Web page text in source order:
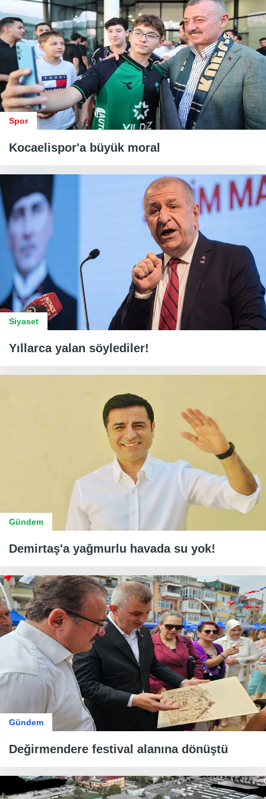
Spor
Kocaelispor'a büyük moral
Siyaset
Yıllarca yalan söylediler!
Gündem
Demirtaş'a yağmurlu havada su yok!
Gündem
Değirmendere festival alanına dönüştü